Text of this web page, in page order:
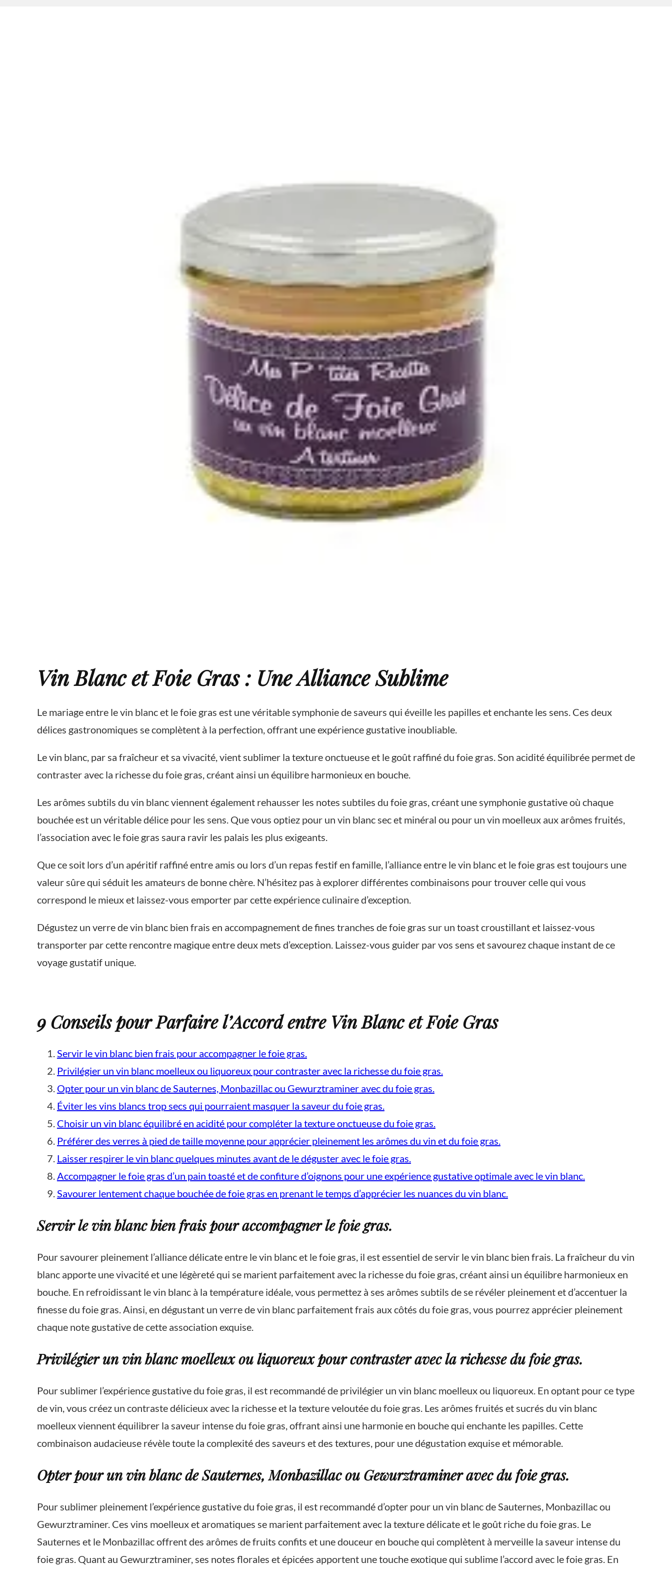
Vin Blanc et Foie Gras : Une Alliance Sublime
Le mariage entre le vin blanc et le foie gras est une véritable symphonie de saveurs qui éveille les papilles et enchante les sens. Ces deux
délices gastronomiques se complètent à la perfection, offrant une expérience gustative inoubliable.
Le vin blanc, par sa fraîcheur et sa vivacité, vient sublimer la texture onctueuse et le goût raffiné du foie gras. Son acidité équilibrée permet de
contraster avec la richesse du foie gras, créant ainsi un équilibre harmonieux en bouche.
Les arômes subtils du vin blanc viennent également rehausser les notes subtiles du foie gras, créant une symphonie gustative où chaque
bouchée est un véritable délice pour les sens. Que vous optiez pour un vin blanc sec et minéral ou pour un vin moelleux aux arômes fruités,
l’association avec le foie gras saura ravir les palais les plus exigeants.
Que ce soit lors d’un apéritif raffiné entre amis ou lors d’un repas festif en famille, l’alliance entre le vin blanc et le foie gras est toujours une
valeur sûre qui séduit les amateurs de bonne chère. N’hésitez pas à explorer différentes combinaisons pour trouver celle qui vous
correspond le mieux et laissez-vous emporter par cette expérience culinaire d’exception.
Dégustez un verre de vin blanc bien frais en accompagnement de fines tranches de foie gras sur un toast croustillant et laissez-vous
transporter par cette rencontre magique entre deux mets d’exception. Laissez-vous guider par vos sens et savourez chaque instant de ce
voyage gustatif unique.
9 Conseils pour Parfaire l’Accord entre Vin Blanc et Foie Gras
Servir le vin blanc bien frais pour accompagner le foie gras.
Privilégier un vin blanc moelleux ou liquoreux pour contraster avec la richesse du foie gras.
Opter pour un vin blanc de Sauternes, Monbazillac ou Gewurztraminer avec du foie gras.
Éviter les vins blancs trop secs qui pourraient masquer la saveur du foie gras.
Choisir un vin blanc équilibré en acidité pour compléter la texture onctueuse du foie gras.
Préférer des verres à pied de taille moyenne pour apprécier pleinement les arômes du vin et du foie gras.
Laisser respirer le vin blanc quelques minutes avant de le déguster avec le foie gras.
Accompagner le foie gras d’un pain toasté et de confiture d’oignons pour une expérience gustative optimale avec le vin blanc.
Savourer lentement chaque bouchée de foie gras en prenant le temps d’apprécier les nuances du vin blanc.
Servir le vin blanc bien frais pour accompagner le foie gras.
Pour savourer pleinement l’alliance délicate entre le vin blanc et le foie gras, il est essentiel de servir le vin blanc bien frais. La fraîcheur du vin
blanc apporte une vivacité et une légèreté qui se marient parfaitement avec la richesse du foie gras, créant ainsi un équilibre harmonieux en
bouche. En refroidissant le vin blanc à la température idéale, vous permettez à ses arômes subtils de se révéler pleinement et d’accentuer la
finesse du foie gras. Ainsi, en dégustant un verre de vin blanc parfaitement frais aux côtés du foie gras, vous pourrez apprécier pleinement
chaque note gustative de cette association exquise.
Privilégier un vin blanc moelleux ou liquoreux pour contraster avec la richesse du foie gras.
Pour sublimer l’expérience gustative du foie gras, il est recommandé de privilégier un vin blanc moelleux ou liquoreux. En optant pour ce type
de vin, vous créez un contraste délicieux avec la richesse et la texture veloutée du foie gras. Les arômes fruités et sucrés du vin blanc
moelleux viennent équilibrer la saveur intense du foie gras, offrant ainsi une harmonie en bouche qui enchante les papilles. Cette
combinaison audacieuse révèle toute la complexité des saveurs et des textures, pour une dégustation exquise et mémorable.
Opter pour un vin blanc de Sauternes, Monbazillac ou Gewurztraminer avec du foie gras.
Pour sublimer pleinement l’expérience gustative du foie gras, il est recommandé d’opter pour un vin blanc de Sauternes, Monbazillac ou
Gewurztraminer. Ces vins moelleux et aromatiques se marient parfaitement avec la texture délicate et le goût riche du foie gras. Le
Sauternes et le Monbazillac offrent des arômes de fruits confits et une douceur en bouche qui complètent à merveille la saveur intense du
foie gras. Quant au Gewurztraminer, ses notes florales et épicées apportent une touche exotique qui sublime l’accord avec le foie gras. En